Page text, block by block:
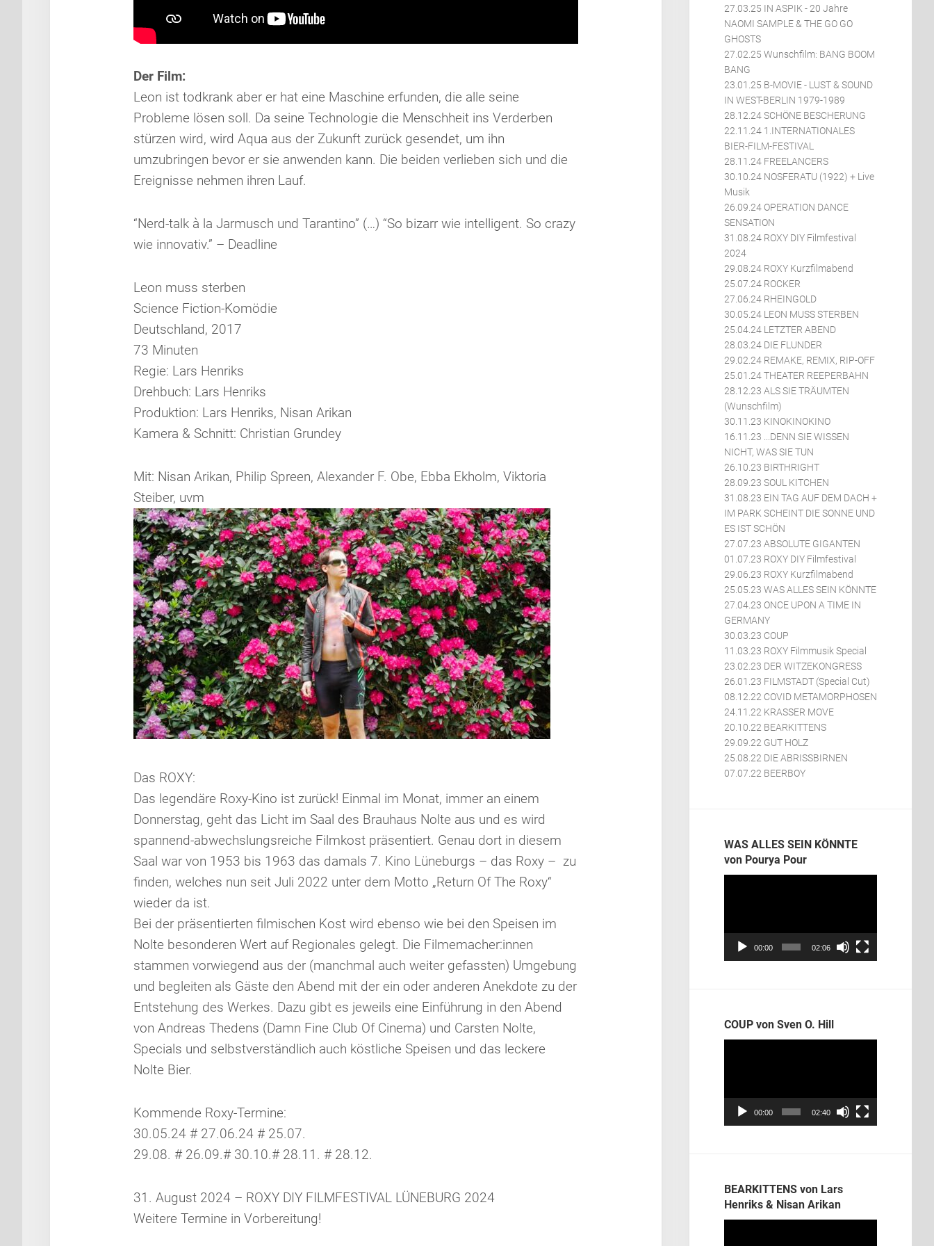
27.03.25 IN ASPIK - 20 Jahre
NAOMI SAMPLE & THE GO GO
GHOSTS
27.02.25 Wunschfilm: BANG BOOM
BANG
23.01.25 B-MOVIE - LUST & SOUND
IN WEST-BERLIN 1979-1989
28.12.24 SCHÖNE BESCHERUNG
22.11.24 1.INTERNATIONALES
BIER-FILM-FESTIVAL
28.11.24 FREELANCERS
30.10.24 NOSFERATU (1922) + Live
Musik
26.09.24 OPERATION DANCE
SENSATION
31.08.24 ROXY DIY Filmfestival
2024
29.08.24 ROXY Kurzfilmabend
25.07.24 ROCKER
27.06.24 RHEINGOLD
30.05.24 LEON MUSS STERBEN
25.04.24 LETZTER ABEND
28.03.24 DIE FLUNDER
29.02.24 REMAKE, REMIX, RIP-OFF
25.01.24 THEATER REEPERBAHN
28.12.23 ALS SIE TRÄUMTEN
(Wunschfilm)
30.11.23 KINOKINOKINO
16.11.23 ...DENN SIE WISSEN
NICHT, WAS SIE TUN
26.10.23 BIRTHRIGHT
28.09.23 SOUL KITCHEN
31.08.23 EIN TAG AUF DEM DACH +
IM PARK SCHEINT DIE SONNE UND
ES IST SCHÖN
27.07.23 ABSOLUTE GIGANTEN
01.07.23 ROXY DIY Filmfestival
29.06.23 ROXY Kurzfilmabend
25.05.23 WAS ALLES SEIN KÖNNTE
27.04.23 ONCE UPON A TIME IN
GERMANY
30.03.23 COUP
11.03.23 ROXY Filmmusik Special
23.02.23 DER WITZEKONGRESS
26.01.23 FILMSTADT (Special Cut)
08.12.22 COVID METAMORPHOSEN
24.11.22 KRASSER MOVE
20.10.22 BEARKITTENS
29.09.22 GUT HOLZ
25.08.22 DIE ABRISSBIRNEN
07.07.22 BEERBOY
WAS ALLES SEIN KÖNNTE
von Pourya Pour
00:00 02:06
COUP von Sven O. Hill
00:00 02:40
BEARKITTENS von Lars
Henriks & Nisan Arikan
Der Film:
Leon ist todkrank aber er hat eine Maschine erfunden, die alle seine
Probleme lösen soll. Da seine Technologie die Menschheit ins Verderben
stürzen wird, wird Aqua aus der Zukunft zurück gesendet, um ihn
umzubringen bevor er sie anwenden kann. Die beiden verlieben sich und die
Ereignisse nehmen ihren Lauf.
“Nerd-talk à la Jarmusch und Tarantino” (…) “So bizarr wie intelligent. So crazy
wie innovativ.” – Deadline
Leon muss sterben
Science Fiction-Komödie
Deutschland, 2017
73 Minuten
Regie: Lars Henriks
Drehbuch: Lars Henriks
Produktion: Lars Henriks, Nisan Arikan
Kamera & Schnitt: Christian Grundey
Mit: Nisan Arikan, Philip Spreen, Alexander F. Obe, Ebba Ekholm, Viktoria
Steiber, uvm
Das ROXY:
Das legendäre Roxy-Kino ist zurück! Einmal im Monat, immer an einem
Donnerstag, geht das Licht im Saal des Brauhaus Nolte aus und es wird
spannend-abwechslungsreiche Filmkost präsentiert. Genau dort in diesem
Saal war von 1953 bis 1963 das damals 7. Kino Lüneburgs – das Roxy – zu
finden, welches nun seit Juli 2022 unter dem Motto „Return Of The Roxy“
wieder da ist.
Bei der präsentierten filmischen Kost wird ebenso wie bei den Speisen im
Nolte besonderen Wert auf Regionales gelegt. Die Filmemacher:innen
stammen vorwiegend aus der (manchmal auch weiter gefassten) Umgebung
und begleiten als Gäste den Abend mit der ein oder anderen Anekdote zu der
Entstehung des Werkes. Dazu gibt es jeweils eine Einführung in den Abend
von Andreas Thedens (Damn Fine Club Of Cinema) und Carsten Nolte,
Specials und selbstverständlich auch köstliche Speisen und das leckere
Nolte Bier.
Kommende Roxy-Termine:
30.05.24 # 27.06.24 # 25.07.
29.08. # 26.09.# 30.10.# 28.11. # 28.12.
31. August 2024 – ROXY DIY FILMFESTIVAL LÜNEBURG 2024
Weitere Termine in Vorbereitung!